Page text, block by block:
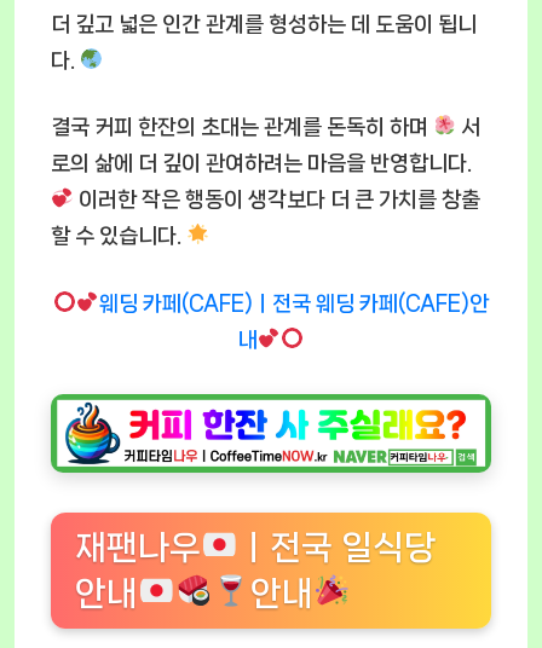
더 깊고 넓은 인간 관계를 형성하는 데 도움이 됩니
다.
결국 커피 한잔의 초대는 관계를 돈독히 하며
서
로의 삶에 더 깊이 관여하려는 마음을 반영합니다.
이러한 작은 행동이 생각보다 더 큰 가치를 창출
할 수 있습니다.
웨딩 카페(CAFE)ㅣ전국 웨딩 카페(CAFE)안
내
재팬나우
ㅣ전국 일식당
안내
안내